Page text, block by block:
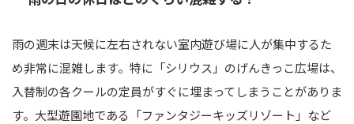
雨の週末は天候に左右されない室内遊び場に人が集中するた
め非常に混雑します。特に「シリウス」のげんきっこ広場は、
入替制の各クールの定員がすぐに埋まってしまうことがありま
す。大型遊園地である「ファンタジーキッズリゾート」など